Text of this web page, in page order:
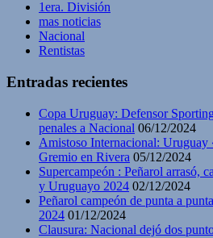
1era. División
mas noticias
Nacional
Rentistas
Entradas recientes
Copa Uruguay: Defensor
penales a Nacional 06/12/2024
Amistoso Internacional: Uruguay
Gremio en Rivera 05/12/2024
Supercampeón : Peñarol arrasó,
y Uruguayo 2024 02/12/2024
Peñarol campeón de punta a
2024 01/12/2024
Clausura: Nacional dejó dos